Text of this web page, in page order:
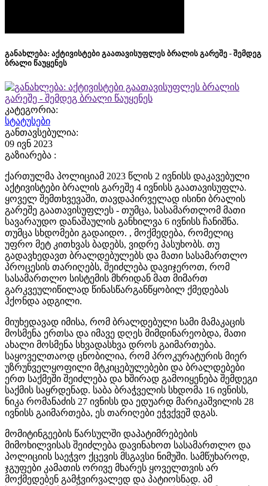
განახლება: აქტივისტები გაათავისუფლეს ბრალის გარეშე - შემდეგ
ბრალი წაუყენეს
კატეგორია:
სტატუსები
განთავსებულია:
09 ივნ 2023
გაზიარება :
ქართულმა პოლიციამ 2023 წლის 2 ივნისს დაკავებული
აქტივისტები ბრალის გარეშე 4 ივნისს გაათავისუფლა.
ყოველ შემთხვევაში, თავდაპირველად ისინი ბრალის
გარეშე გაათავისუფლეს - თუმცა, სასამართლომ მათი
სავარაუდო დანაშაულის განხილვა 6 ივნისს ჩანიშნა.
თუმცა სხდომები გადაიდო. , მოქმედება, რომელიც
უფრო მეტ კითხვას ბადებს, ვიდრე პასუხობს. თუ
გადავხედავთ ბრალდებულებს და მათი სასამართლო
პროცესის თარიღებს, შეიძლება დავიჯეროთ, რომ
სასამართლო სისტემის მხრიდან მათ მიმართ
გარკვეულიწილად წინასწარგანწყობილ ქმედებას
ჰქონდა ადგილი.
მიუხედავად იმისა, რომ ბრალდებული სამი მამაკაცის
მოსმენა ერთსა და იმავე დღეს მიმდინარეობდა, მათი
ახალი მოსმენა სხვადასხვა დროს გაიმართება.
საყოველთაოდ ცნობილია, რომ პროკურატურის მიერ
უზრუნველყოფილი მტკიცებულებები და ბრალდებები
ერთ საქმეში შეიძლება და ხშირად გამოიყენება შემდეგი
საქმის საყრდენად. საბა ბრაჭველის სხდომა 16 ივნისს,
ნიკა რომანაძის 27 ივნისს და ედუარდ მარიკაშვილის 28
ივნისს გაიმართება, ეს თარიღები ეჭვქვეშ დგას.
მომიტინგეების წარსულში დაპატიმრებების
მიმოხილვისას შეიძლება დავინახოთ სასამართლო და
პოლიციის საეჭვო ქცევის მსგავსი ნიმუში. სამწუხაროდ,
ჯგუფები კამათის ორივე მხარეს ყოველთვის არ
მოქმედებენ გამჭვირვალედ და პატიოსნად. ამ